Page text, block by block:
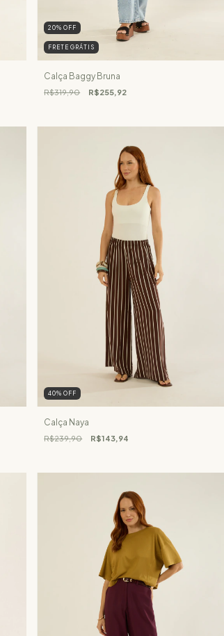
20%OFF
FRETE GRÁTIS
Calça Baggy Bruna
R$319,90 R$255,92
40%OFF
Calça Naya
R$239,90 R$143,94